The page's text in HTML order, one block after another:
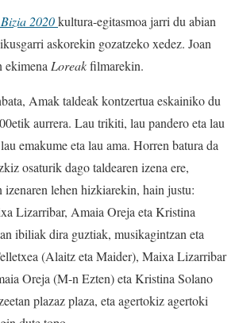
2020kultura-egitasmoa jarri du abian
askorekin gozatzeko xedez. Joan
ekimenaLoreakfilmarekin.
Amak taldeak kontzertua eskainiko du
aurrera. Lau trikiti, lau pandero eta lau
emakume eta lau ama. Horren batura da
osaturik dago taldearen izena ere,
izenaren lehen hizkiarekin, hain justu:
Lizarribar, Amaia Oreja eta Kristina
ibiliak dira guztiak, musikagintzan eta
(Alaitz eta Maider), Maixa Lizarribar
Oreja (M-n Ezten) eta Kristina Solano
plazaz plaza, eta agertokiz agertoki